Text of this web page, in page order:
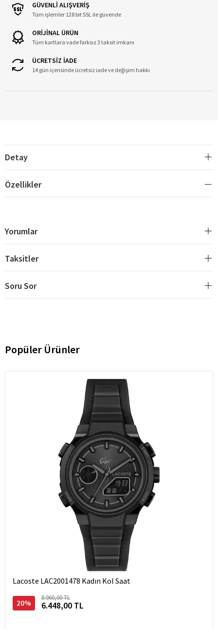
GÜVENLİ ALIŞVERİŞ
Tüm işlemler 128 bit SSL ile güvende
ORİJİNAL ÜRÜN
Tüm kartlara vade farksız 3 taksit imkanı
ÜCRETSİZ İADE
14 gün içerisinde ücretsiz iade ve değişim hakkı
Detay
Özellikler
Yorumlar
Taksitler
Soru Sor
Popüler Ürünler
Lacoste LAC2001478 Kadın Kol Saat
20%
8.060,00 TL
6.448,00 TL